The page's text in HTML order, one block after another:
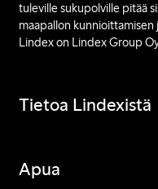
tuleville sukupolville pitää
maapallon kunnioittamisen
Lindex on Lindex Group
Tietoa Lindexistä
Apua